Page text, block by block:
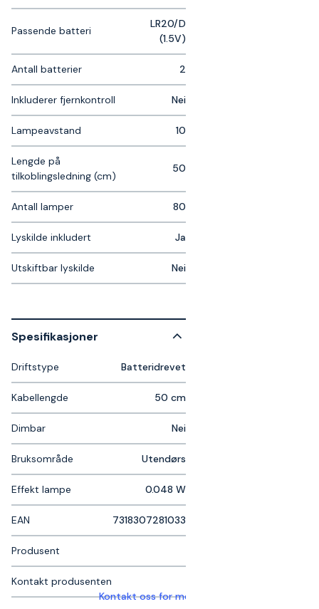
Passende batteri
LR20/D
(1.5V)
Antall batterier 2
Inkluderer fjernkontroll Nei
Lampeavstand 10
Lengde på
tilkoblingsledning (cm)
50
Antall lamper 80
Lyskilde inkludert Ja
Utskiftbar lyskilde Nei
Spesifikasjoner
Driftstype Batteridrevet
Kabellengde 50 cm
Dimbar Nei
Bruksområde Utendørs
Effekt lampe 0.048 W
EAN 7318307281033
Produsent
Kontakt produsenten
Kontakt oss for mer informasjon